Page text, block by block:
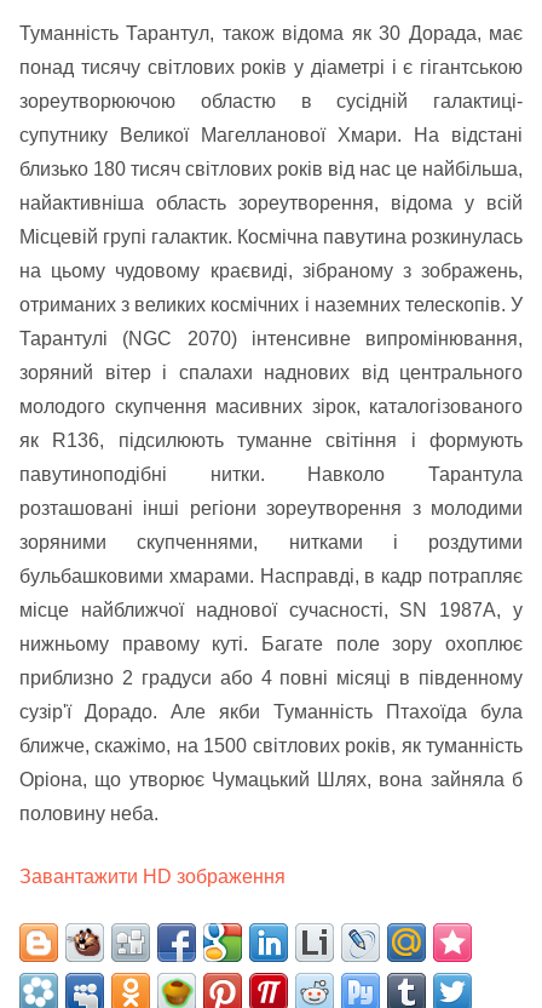
Туманність Тарантул, також відома як 30 Дорада, має
понад тисячу світлових років у діаметрі і є гігантською
зореутворюючою областю в сусідній галактиці-
супутнику Великої Магелланової Хмари. На відстані
близько 180 тисяч світлових років від нас це найбільша,
найактивніша область зореутворення, відома у всій
Місцевій групі галактик. Космічна павутина розкинулась
на цьому чудовому краєвиді, зібраному з зображень,
отриманих з великих космічних і наземних телескопів. У
Тарантулі (NGC 2070) інтенсивне випромінювання,
зоряний вітер і спалахи наднових від центрального
молодого скупчення масивних зірок, каталогізованого
як R136, підсилюють туманне світіння і формують
павутиноподібні нитки. Навколо Тарантула
розташовані інші регіони зореутворення з молодими
зоряними скупченнями, нитками і роздутими
бульбашковими хмарами. Насправді, в кадр потрапляє
місце найближчої наднової сучасності, SN 1987A, у
нижньому правому куті. Багате поле зору охоплює
приблизно 2 градуси або 4 повні місяці в південному
сузір'ї Дорадо. Але якби Туманність Птахоїда була
ближче, скажімо, на 1500 світлових років, як туманність
Оріона, що утворює Чумацький Шлях, вона зайняла б
половину неба.
Завантажити HD зображення